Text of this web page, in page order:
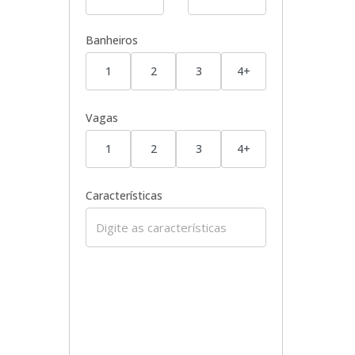
Banheiros
1 2 3 4+
Vagas
1 2 3 4+
Características